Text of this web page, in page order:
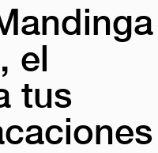
el
tus